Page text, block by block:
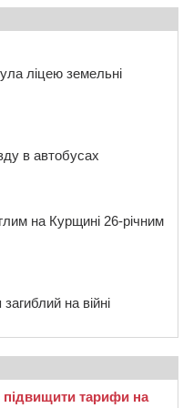
ліцею земельні
в автобусах
на Курщині 26-річним
на війні
тарифи на